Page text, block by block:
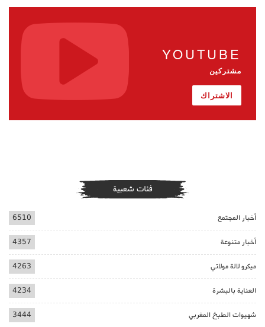
YOUTUBE
مشتركين
الاشتراك
فئات شعبية
أخبار المجتمع 6510
أخبار متنوعة 4357
ميكرو لالة مولاتي 4263
العناية بالبشرة 4234
شهيوات الطبخ المغربي 3444